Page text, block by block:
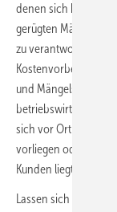
denen sich bei
gerügten Mängel
zu verantworten sind
Kostenvorbehalt
und
sich vor Ort in
vorliegen oder die
Kunden liegt.
Lassen sich die